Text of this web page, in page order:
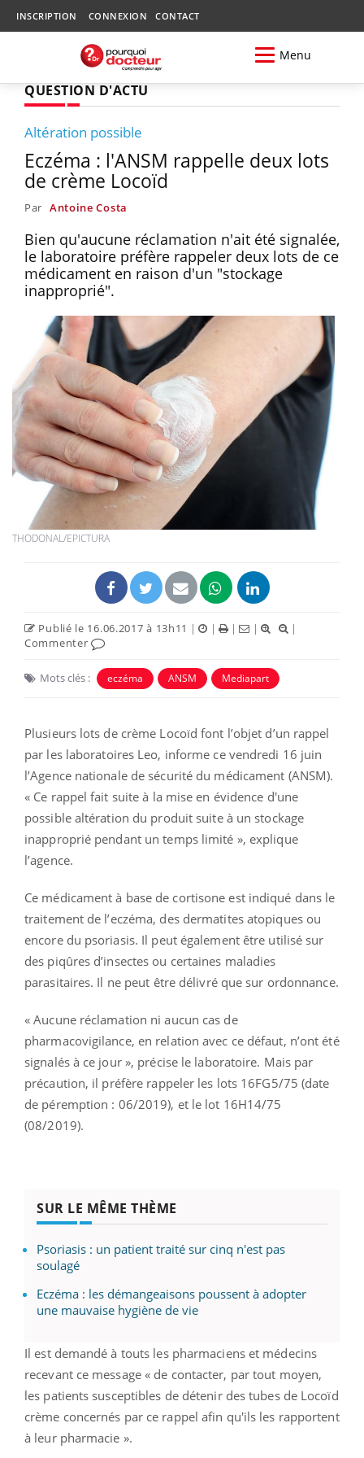
INSCRIPTION CONNEXION CONTACT
Menu
QUESTION D'ACTU
Altération possible
Eczéma : l'ANSM rappelle deux lots
de crème Locoïd
Par Antoine Costa
Bien qu'aucune réclamation n'ait été signalée,
le laboratoire préfère rappeler deux lots de ce
médicament en raison d'un "stockage
inapproprié".
THODONAL/EPICTURA
Publié le 16.06.2017 à 13h11 | | | |
|
Commenter
Mots clés : eczéma ANSM Mediapart
Plusieurs lots de crème Locoïd font l’objet d’un rappel
par les laboratoires Leo, informe ce vendredi 16 juin
l’Agence nationale de sécurité du médicament (ANSM).
« Ce rappel fait suite à la mise en évidence d'une
possible altération du produit suite à un stockage
inapproprié pendant un temps limité », explique
l’agence.
Ce médicament à base de cortisone est indiqué dans le
traitement de l’eczéma, des dermatites atopiques ou
encore du psoriasis. Il peut également être utilisé sur
des piqûres d’insectes ou certaines maladies
parasitaires. Il ne peut être délivré que sur ordonnance.
« Aucune réclamation ni aucun cas de
pharmacovigilance, en relation avec ce défaut, n’ont été
signalés à ce jour », précise le laboratoire. Mais par
précaution, il préfère rappeler les lots 16FG5/75 (date
de péremption : 06/2019), et le lot 16H14/75
(08/2019).
SUR LE MÊME THÈME
Psoriasis : un patient traité sur cinq n'est pas
soulagé
Eczéma : les démangeaisons poussent à adopter
une mauvaise hygiène de vie
Il est demandé à touts les pharmaciens et médecins
recevant ce message « de contacter, par tout moyen,
les patients susceptibles de détenir des tubes de Locoïd
crème concernés par ce rappel afin qu'ils les rapportent
à leur pharmacie ».